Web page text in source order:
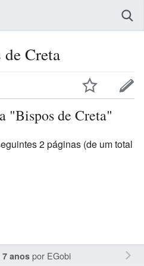
Creta
"Bispos de Creta"
2 páginas (de um total
anospor EGobi